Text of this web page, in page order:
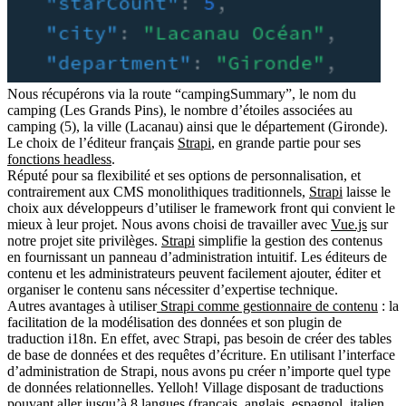
Nous récupérons via la route “campingSummary”, le nom du
camping (Les Grands Pins), le nombre d’étoiles associées au
camping (5), la ville (Lacanau) ainsi que le département (Gironde).
Le choix de l’éditeur français Strapi, en grande partie pour ses
fonctions headless.
Réputé pour sa flexibilité et ses options de personnalisation, et
contrairement aux CMS monolithiques traditionnels, Strapi laisse le
choix aux développeurs d’utiliser le framework front qui convient le
mieux à leur projet. Nous avons choisi de travailler avec Vue.js sur
notre projet site privilèges. Strapi simplifie la gestion des contenus
en fournissant un panneau d’administration intuitif. Les éditeurs de
contenu et les administrateurs peuvent facilement ajouter, éditer et
organiser le contenu sans nécessiter d’expertise technique.
Autres avantages à utiliserStrapi comme gestionnaire de contenu : la
facilitation de la modélisation des données et son plugin de
traduction i18n. En effet, avec Strapi, pas besoin de créer des tables
de base de données et des requêtes d’écriture. En utilisant l’interface
d’administration de Strapi, nous avons pu créer n’importe quel type
de données relationnelles. Yelloh! Village disposant de traductions